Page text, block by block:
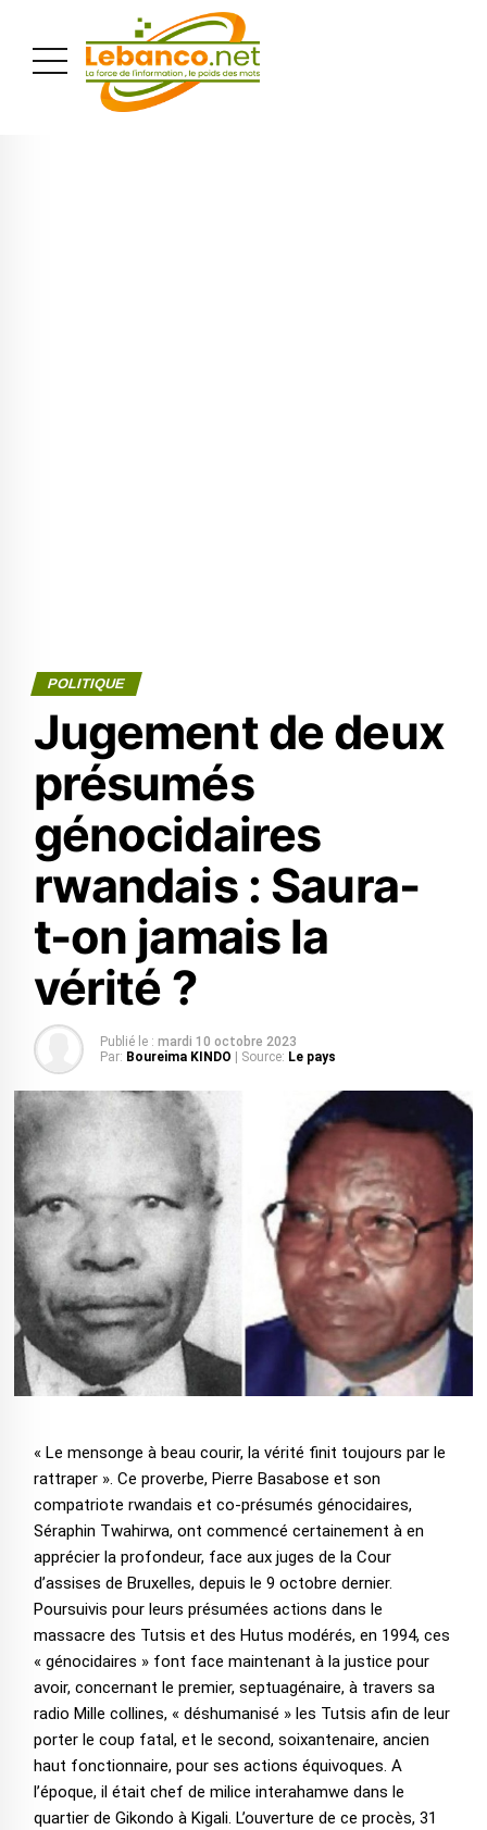
POLITIQUE
Jugement de deux
présumés
génocidaires
rwandais : Saura-
t-on jamais la
vérité ?
Publié le : mardi 10 octobre 2023
Par: Boureima KINDO | Source: Le pays
« Le mensonge à beau courir, la vérité finit toujours par le
rattraper ». Ce proverbe, Pierre Basabose et son
compatriote rwandais et co-présumés génocidaires,
Séraphin Twahirwa, ont commencé certainement à en
apprécier la profondeur, face aux juges de la Cour
d’assises de Bruxelles, depuis le 9 octobre dernier.
Poursuivis pour leurs présumées actions dans le
massacre des Tutsis et des Hutus modérés, en 1994, ces
« génocidaires » font face maintenant à la justice pour
avoir, concernant le premier, septuagénaire, à travers sa
radio Mille collines, « déshumanisé » les Tutsis afin de leur
porter le coup fatal, et le second, soixantenaire, ancien
haut fonctionnaire, pour ses actions équivoques. A
l’époque, il était chef de milice interahamwe dans le
quartier de Gikondo à Kigali. L’ouverture de ce procès, 31